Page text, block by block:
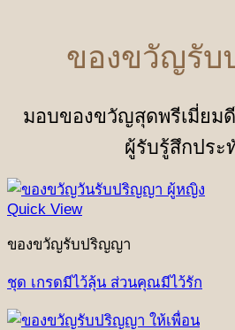
ของขวัญรั
มอบของขวัญสุดพรีเมี่ยม
ผู้รับรู้สึกประ
Quick View
ของขวัญรับปริญญา
ชุด เกรดมีไว้ลุ้น ส่วนคุณมีไว้รัก